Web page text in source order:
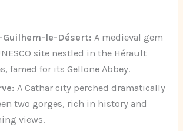
Guilhem-le-Désert: A medieval gem
site nestled in the Hérault
famed for its Gellone Abbey.
A Cathar city perched dramatically
two gorges, rich in history and
views.